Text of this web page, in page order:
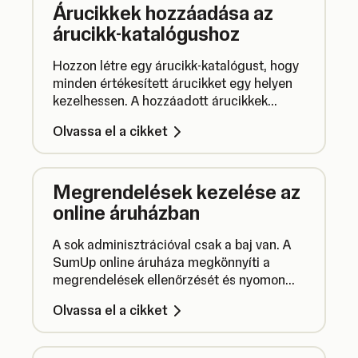
Árucikkek hozzáadása az
árucikk-katalógushoz
Hozzon létre egy árucikk-katalógust, hogy
minden értékesített árucikket egy helyen
kezelhessen. A hozzáadott árucikkek
mindenhol, ahol a SumUpot használja.
Olvassa el a cikket
Megrendelések kezelése az
online áruházban
A sok adminisztrációval csak a baj van. A
SumUp online áruháza megkönnyíti a
megrendelések ellenőrzését és nyomon
frissítését egy helyen.
Olvassa el a cikket